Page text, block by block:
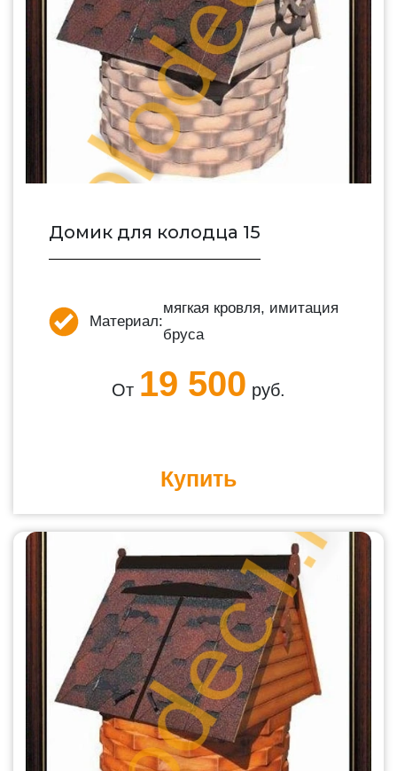
Домик для колодца 15
Материал:
мягкая кровля, имитация
бруса
От 19 500 руб.
Купить